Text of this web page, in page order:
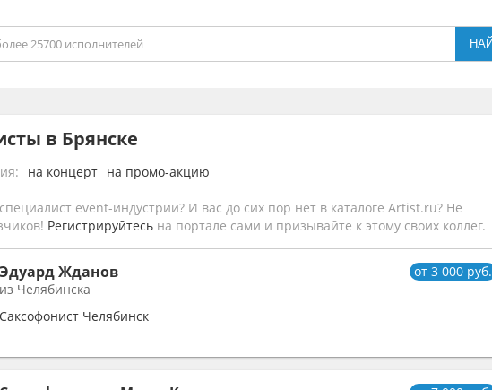
в Брянске
на концерт на промо-акцию
event-индустрии? И вас до сих пор нет в каталоге Artist.ru? Не
Регистрируйтесь на портале сами и призывайте к этому своих коллег.
Эдуард Жданов
от 3 000 руб.
из Челябинска
Саксофонист Челябинск